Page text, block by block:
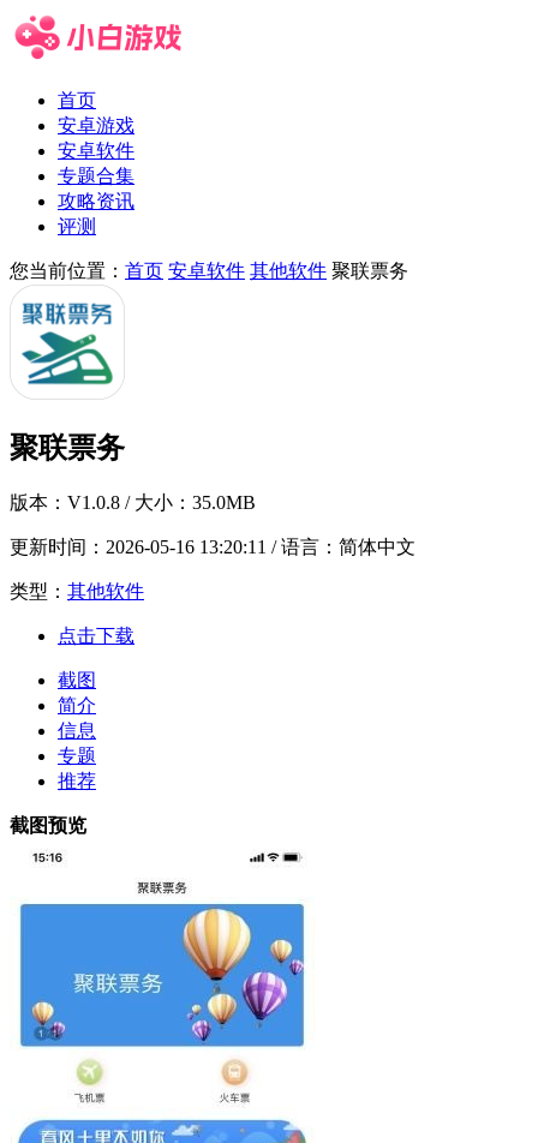
首页
安卓游戏
安卓软件
专题合集
攻略资讯
评测
您当前位置： 首页 安卓软件 其他软件 聚联票务
聚联票务
版本： V1.0.8 / 大小：35.0MB
更新时间： 2026-05-16 13:20:11 / 语言：简体中文
类型： 其他软件
点击下载
截图
简介
信息
专题
推荐
截图预览